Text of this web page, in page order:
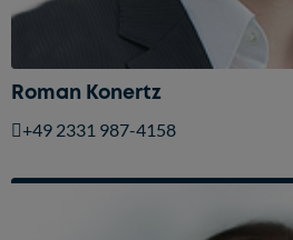
Roman Konertz
+49 2331 987-4158